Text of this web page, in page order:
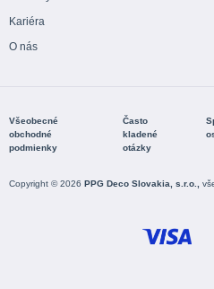
Kariéra
O nás
Všeobecné
obchodné
podmienky
Často
kladené
otázky
Copyright © 2026 PPG Deco Slovakia, s.r.o.,